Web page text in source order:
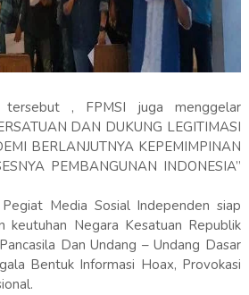
tersebut , FPMSI juga menggelar
DAN DUKUNG LEGITIMASI
BERLANJUTNYA KEPEMIMPINAN
PEMBANGUNAN INDONESIA”
Media Sosial Independen siap
keutuhan Negara Kesatuan Republik
Dan Undang – Undang Dasar
Bentuk Informasi Hoax, Provokasi